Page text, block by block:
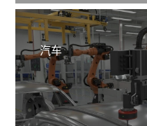
汽车